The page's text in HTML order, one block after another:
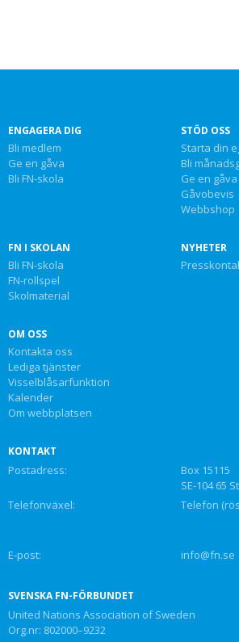
ENGAGERA DIG
Bli medlem
Ge en gåva
Bli FN-skola
STÖD OSS
Starta din
Bli
Ge en gåva
Gåvobevis
Webbshop
FN I SKOLAN
Bli FN-skola
FN-rollspel
Skolmaterial
NYHETER
OM OSS
Kontakta oss
Lediga tjänster
Visselblåsarfunktion
Kalender
Om webbplatsen
KONTAKT
Postadress:
Box 15115
SE-104 65
Telefonväxel:
Telefon
E-post: info@fn.se
SVENSKA FN-FÖRBUNDET
United Nations Association of Sweden
Org.nr: 802000–9232